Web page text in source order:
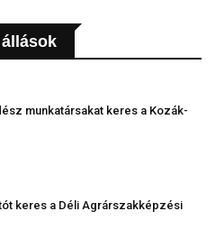
munkatársakat keres a Kozák-
keres a Déli Agrárszakképzési